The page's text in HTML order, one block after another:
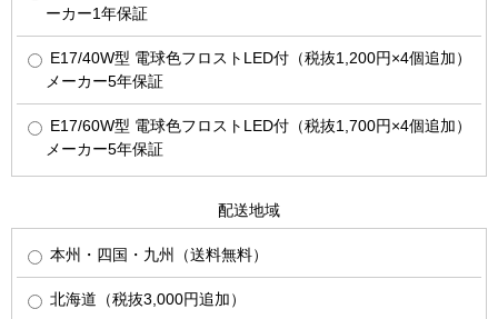
ーカー1年保証
E17/40W型 電球色フロストLED付（税抜1,200円×4個追加）
メーカー5年保証
E17/60W型 電球色フロストLED付（税抜1,700円×4個追加）
メーカー5年保証
配送地域
本州・四国・九州（送料無料）
北海道（税抜3,000円追加）